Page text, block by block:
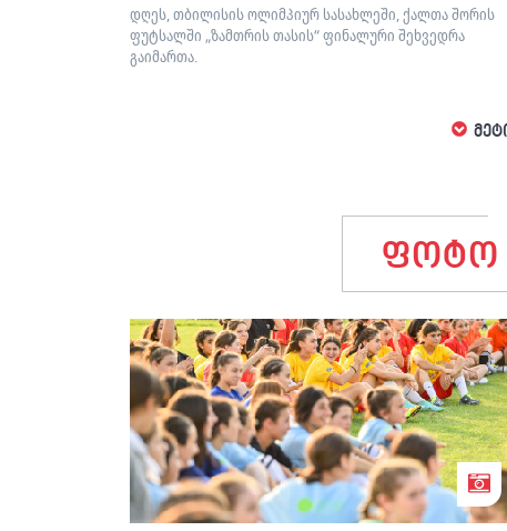
დღეს, თბილისის ოლიმპიურ სასახლეში, ქალთა შორის
ფუტსალში „ზამთრის თასის“ ფინალური შეხვედრა
გაიმართა.
ფოტო
15-წლამდე გოგონათა 7x7-ზე
საფეხბურთო ჩემპიონატი დაიწყო